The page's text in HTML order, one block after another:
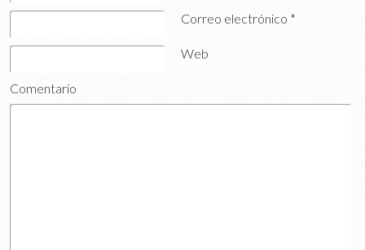
Correo electrónico *
Web
Comentario